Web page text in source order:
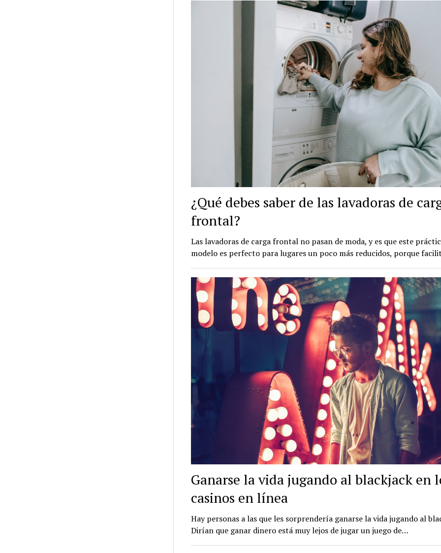
¿Qué debes saber de las lavadoras de
frontal?
Las lavadoras de carga frontal no pasan de moda, y es que este
modelo es perfecto para lugares un poco más reducidos, porque
Ganarse la vida jugando al blackjack en
casinos en línea
Hay personas a las que les sorprendería ganarse la vida jugando al
Dirían que ganar dinero está muy lejos de jugar un juego de…